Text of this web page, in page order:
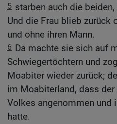
5 starben auch die
Und die Frau blieb zurück
und ohne ihren Mann.
6 Da machte sie sich auf
Schwiegertöchtern und
Moabiter wieder zurück;
im Moabiterland, dass der
Volkes angenommen und
hatte.